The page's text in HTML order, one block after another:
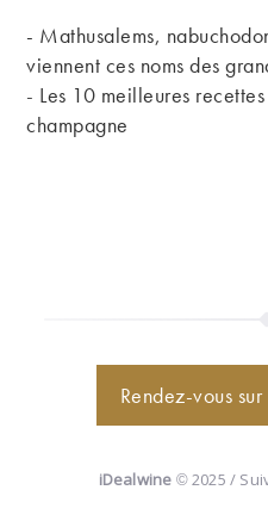
- Mathusalems,
viennent ces noms des
- Les 10 meilleures
champagne
Rendez-vous
iDealwine © 2025 /